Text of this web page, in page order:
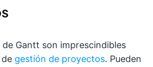
de Gantt son imprescindibles
gestión de proyectos. Pueden